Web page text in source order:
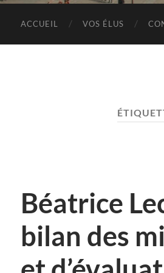
ACCUEIL VOS ÉLUS
Béatrice
bilan des